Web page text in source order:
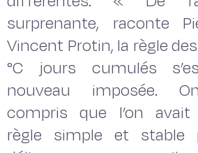
surprenante, raconte
Vincent Protin, la règle
°C jours cumulés
nouveau imposée.
compris que l’on avait
règle simple et stable